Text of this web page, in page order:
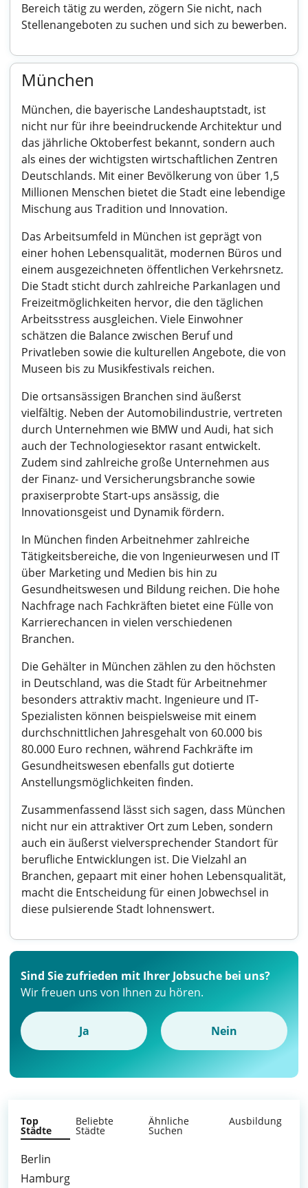
Bereich tätig zu werden, zögern Sie nicht, nach
Stellenangeboten zu suchen und sich zu bewerben.
München
München, die bayerische Landeshauptstadt, ist
nicht nur für ihre beeindruckende Architektur und
das jährliche Oktoberfest bekannt, sondern auch
als eines der wichtigsten wirtschaftlichen Zentren
Deutschlands. Mit einer Bevölkerung von über 1,5
Millionen Menschen bietet die Stadt eine lebendige
Mischung aus Tradition und Innovation.
Das Arbeitsumfeld in München ist geprägt von
einer hohen Lebensqualität, modernen Büros und
einem ausgezeichneten öffentlichen Verkehrsnetz.
Die Stadt sticht durch zahlreiche Parkanlagen und
Freizeitmöglichkeiten hervor, die den täglichen
Arbeitsstress ausgleichen. Viele Einwohner
schätzen die Balance zwischen Beruf und
Privatleben sowie die kulturellen Angebote, die von
Museen bis zu Musikfestivals reichen.
Die ortsansässigen Branchen sind äußerst
vielfältig. Neben der Automobilindustrie, vertreten
durch Unternehmen wie BMW und Audi, hat sich
auch der Technologiesektor rasant entwickelt.
Zudem sind zahlreiche große Unternehmen aus
der Finanz- und Versicherungsbranche sowie
praxiserprobte Start-ups ansässig, die
Innovationsgeist und Dynamik fördern.
In München finden Arbeitnehmer zahlreiche
Tätigkeitsbereiche, die von Ingenieurwesen und IT
über Marketing und Medien bis hin zu
Gesundheitswesen und Bildung reichen. Die hohe
Nachfrage nach Fachkräften bietet eine Fülle von
Karrierechancen in vielen verschiedenen
Branchen.
Die Gehälter in München zählen zu den höchsten
in Deutschland, was die Stadt für Arbeitnehmer
besonders attraktiv macht. Ingenieure und IT-
Spezialisten können beispielsweise mit einem
durchschnittlichen Jahresgehalt von 60.000 bis
80.000 Euro rechnen, während Fachkräfte im
Gesundheitswesen ebenfalls gut dotierte
Anstellungsmöglichkeiten finden.
Zusammenfassend lässt sich sagen, dass München
nicht nur ein attraktiver Ort zum Leben, sondern
auch ein äußerst vielversprechender Standort für
berufliche Entwicklungen ist. Die Vielzahl an
Branchen, gepaart mit einer hohen Lebensqualität,
macht die Entscheidung für einen Jobwechsel in
diese pulsierende Stadt lohnenswert.
Sind Sie zufrieden mit Ihrer Jobsuche bei uns?
Wir freuen uns von Ihnen zu hören.
Ja Nein
Top
Städte
Beliebte
Städte
Ähnliche
Suchen
Ausbildung
Berlin
Hamburg